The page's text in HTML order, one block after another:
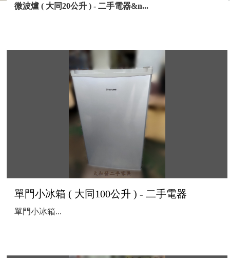
微波爐 ( 大同20公升 ) - 二手電器&n...
單門小冰箱 ( 大同100公升 ) - 二手電器
單門小冰箱...